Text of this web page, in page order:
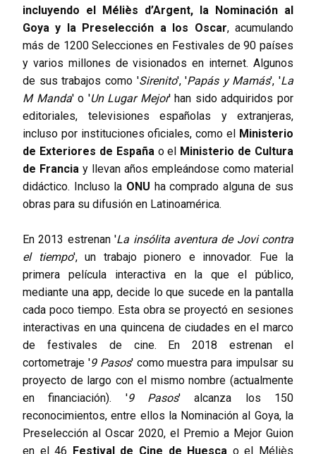
incluyendo el Méliès d’Argent, la Nominación al
Goya y la Preselección a los Oscar, acumulando
más de 1200 Selecciones en Festivales de 90 países
y varios millones de visionados en internet. Algunos
de sus trabajos como 'Sirenito', 'Papás y Mamás', 'La
M Manda' o 'Un Lugar Mejor' han sido adquiridos por
editoriales, televisiones españolas y extranjeras,
incluso por instituciones oficiales, como el Ministerio
de Exteriores de Españao el Ministerio de Cultura
de Francia y llevan años empleándose como material
didáctico. Incluso la ONU ha comprado alguna de sus
obras para su difusión en Latinoamérica.
En 2013 estrenan 'La insólita aventura de Jovi contra
el tiempo', un trabajo pionero e innovador. Fue la
primera película interactiva en la que el público,
mediante una app, decide lo que sucede en la pantalla
cada poco tiempo. Esta obra se proyectó en sesiones
interactivas en una quincena de ciudades en el marco
de festivales de cine. En 2018 estrenan el
cortometraje '9 Pasos' como muestra para impulsar su
proyecto de largo con el mismo nombre (actualmente
en financiación). '9 Pasos' alcanza los 150
reconocimientos, entre ellos la Nominación al Goya, la
Preselección al Oscar 2020, el Premio a Mejor Guion
en el 46 Festival de Cine de Huesca o el Méliès